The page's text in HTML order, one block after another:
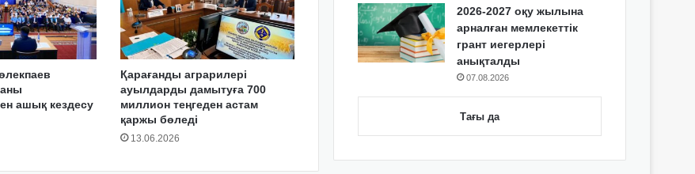
ашық кездесу
Қарағанды аграрилері
ауылдарды дамытуға 700
миллион теңгеден астам
қаржы бөледі
13.06.2026
2026-2027 оқу жылына
арналған мемлекеттік
грант иегерлері
анықталды
07.08.2026
Тағы да